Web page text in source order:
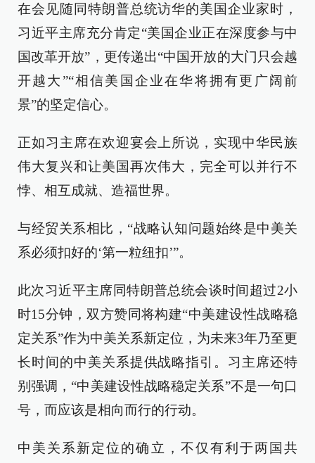
在会见随同特朗普总统访华的美国企业家时，
习近平主席充分肯定“美国企业正在深度参与中
国改革开放”，更传递出“中国开放的大门只会越
开越大”“相信美国企业在华将拥有更广阔前
景”的坚定信心。
正如习主席在欢迎宴会上所说，实现中华民族
伟大复兴和让美国再次伟大，完全可以并行不
悖、相互成就、造福世界。
与经贸关系相比，“战略认知问题始终是中美关
系必须扣好的‘第一粒纽扣’”。
此次习近平主席同特朗普总统会谈时间超过2小
时15分钟，双方赞同将构建“中美建设性战略稳
定关系”作为中美关系新定位，为未来3年乃至更
长时间的中美关系提供战略指引。习主席还特
别强调，“中美建设性战略稳定关系”不是一句口
号，而应该是相向而行的行动。
中美关系新定位的确立，不仅有利于两国共